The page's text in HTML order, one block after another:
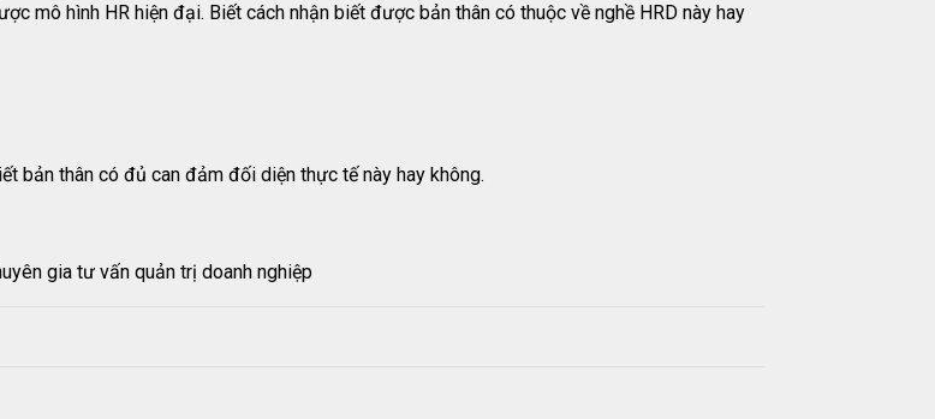
mô hình HR hiện đại. Biết cách nhận biết được bản thân có thuộc về nghề HRD này hay
bản thân có đủ can đảm đối diện thực tế này hay không.
gia tư vấn quản trị doanh nghiệp